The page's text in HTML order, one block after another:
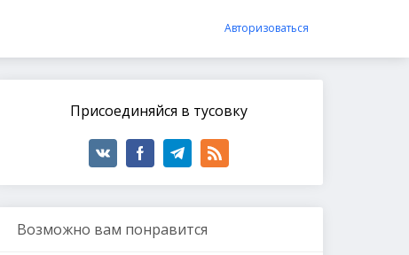
Авторизоваться
Присоединяйся в тусовку
Возможно вам понравится